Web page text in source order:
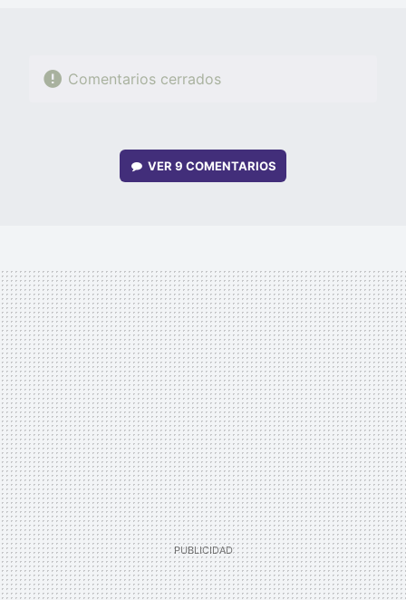
Comentarios cerrados
VER 9 COMENTARIOS